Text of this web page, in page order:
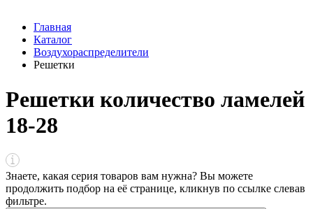
Главная
Каталог
Воздухораспределители
Решетки
Решетки количество ламелей
18-28
Знаете, какая серия товаров вам нужна? Вы можете
продолжить подбор на её странице, кликнув по ссылке слевав
фильтре.